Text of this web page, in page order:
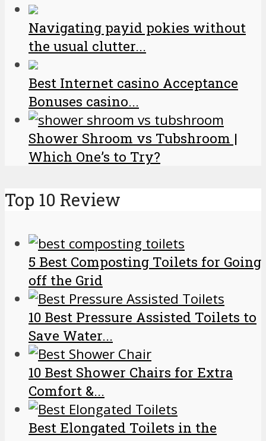
Navigating payid pokies without
the usual clutter...
Best Internet casino Acceptance
Bonuses casino...
Shower Shroom vs Tubshroom |
Which One’s to Try?
Top 10 Review
5 Best Composting Toilets for Going
off the Grid
10 Best Pressure Assisted Toilets to
Save Water...
10 Best Shower Chairs for Extra
Comfort &...
Best Elongated Toilets in the